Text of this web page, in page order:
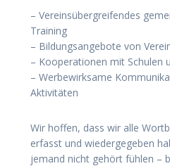
– Vereinsübergreifendes
Training
– Bildungsangebote von
– Kooperationen mit Schulen
– Werbewirksame
Aktivitäten
Wir hoffen, dass wir alle
erfasst und wiedergegeben
jemand nicht gehört fühlen –